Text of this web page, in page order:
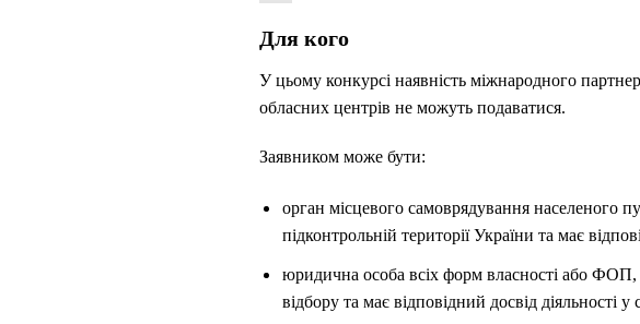
Для кого
У цьому конкурсі наявність міжнародного
обласних центрів не можуть подаватися.
Заявником може бути:
орган місцевого самоврядування населеного
підконтрольній території України та має
юридична особа всіх форм власності або ФОП,
відбору та має відповідний досвід діяльності у